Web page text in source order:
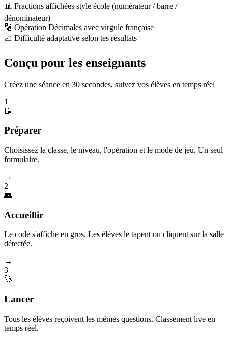
📊 Fractions affichées style école (numérateur / barre /
dénominateur)
🔢 Opération Décimales avec virgule française
📈 Difficulté adaptative selon tes résultats
Conçu pour les enseignants
Créez une séance en 30 secondes, suivez vos élèves en temps réel
1
📝
Préparer
Choisissez la classe, le niveau, l'opération et le mode de jeu. Un seul
formulaire.
→
2
👥
Accueillir
Le code s'affiche en gros. Les élèves le tapent ou cliquent sur la salle
détectée.
→
3
🚀
Lancer
Tous les élèves reçoivent les mêmes questions. Classement live en
temps réel.